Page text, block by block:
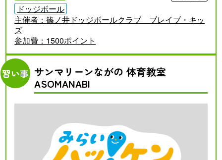
ドッジボール
主催者：篠ノ井ドッジボールクラブ ブレイブ・キッ
ズ
参加費： 1500ポイント
習い事 サンマリーンながの 体育教室
ASOMANABI